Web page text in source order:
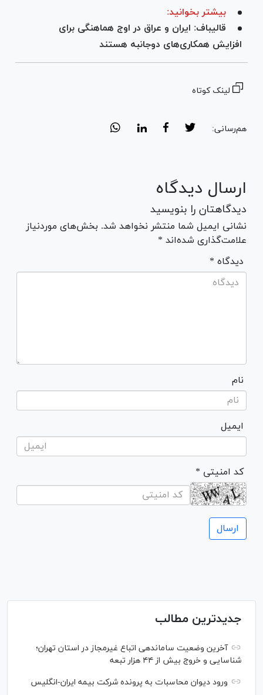
بیشتر بخوانید:
قالیباف: ایران و عراق در اوج هماهنگی برای
افزایش همکاری‌های دوجانبه هستند
لینک کوتاه
هم‌رسانی:
ارسال دیدگاه
دیدگاهتان را بنویسید
نشانی ایمیل شما منتشر نخواهد شد. بخش‌های موردنیاز
علامت‌گذاری شده‌اند *
* دیدگاه
نام
ایمیل
* کد امنیتی
جدیدترین مطالب
آخرین وضعیت ساماندهی اتباع غیرمجاز در استان تهران؛
شناسایی و خروج بیش از ۴۴ هزار تبعه
ورود دیوان محاسبات به پرونده شرکت بیمه ایران-انگلیس